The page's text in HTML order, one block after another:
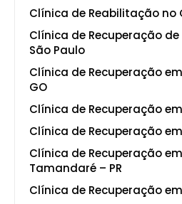
Clínica de Reabilitação no
Clínica de Recuperação
São Paulo
Clínica de Recuperação
GO
Clínica de Recuperação
Clínica de Recuperação
Clínica de Recuperação
Tamandaré – PR
Clínica de Recuperação